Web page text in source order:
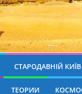
СТАРОДАВНІЙ КИЇВ
ТЕОРИИ